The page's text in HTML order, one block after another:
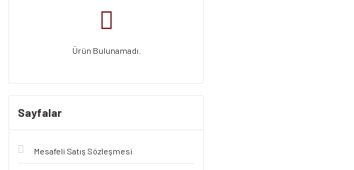
Ürün Bulunamadı.
Sayfalar
Mesafeli Satış Sözleşmesi